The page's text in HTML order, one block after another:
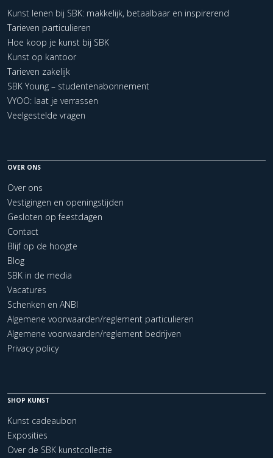
Kunst lenen bij SBK: makkelijk, betaalbaar en inspirerend
Tarieven particulieren
Hoe koop je kunst bij SBK
Kunst op kantoor
Tarieven zakelijk
SBK Young – studentenabonnement
VYOO: laat je verrassen
Veelgestelde vragen
OVER ONS
Over ons
Vestigingen en openingstijden
Gesloten op feestdagen
Contact
Blijf op de hoogte
Blog
SBK in de media
Vacatures
Schenken en ANBI
Algemene voorwaarden/reglement particulieren
Algemene voorwaarden/reglement bedrijven
Privacy policy
SHOP KUNST
Kunst cadeaubon
Exposities
Over de SBK kunstcollectie